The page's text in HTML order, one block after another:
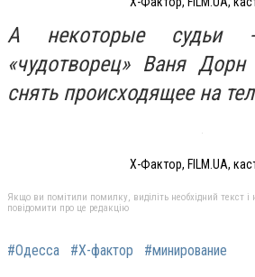
А некоторые судьи
«чудотворец» Ваня
снять происходящее на
Х-Фактор, FILM.UA,
Якщо ви помітили помилку, виділіть необхідний текст і
повідомити про це редакцію
#Одесса #Х-фактор #минирование